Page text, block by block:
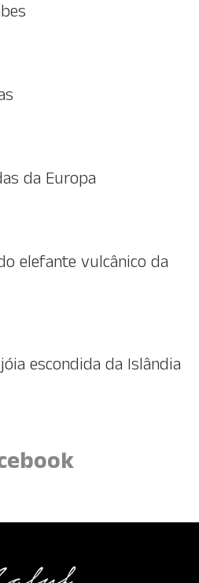
da Europa
elefante vulcânico da
escondida da Islândia